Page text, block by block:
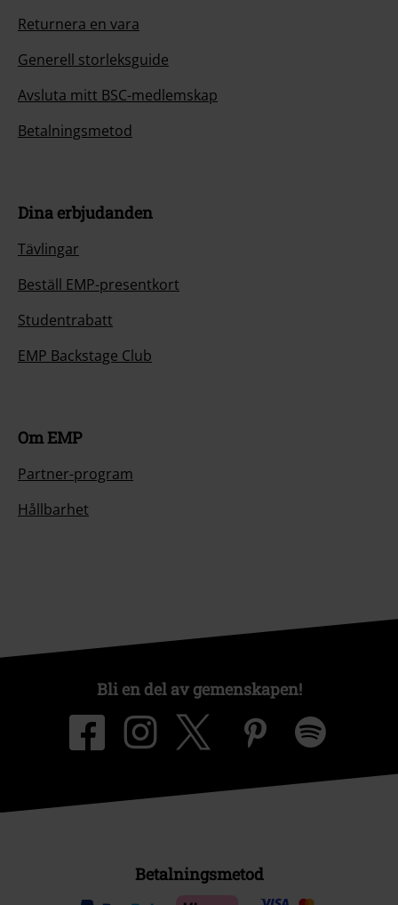
Returnera en vara
Generell storleksguide
Avsluta mitt BSC-medlemskap
Betalningsmetod
Dina erbjudanden
Tävlingar
Beställ EMP-presentkort
Studentrabatt
EMP Backstage Club
Om EMP
Partner-program
Hållbarhet
Bli en del av gemenskapen!
Betalningsmetod